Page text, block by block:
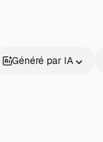
Généré par IA